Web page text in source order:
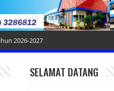
2026-2027
SELAMAT DATANG